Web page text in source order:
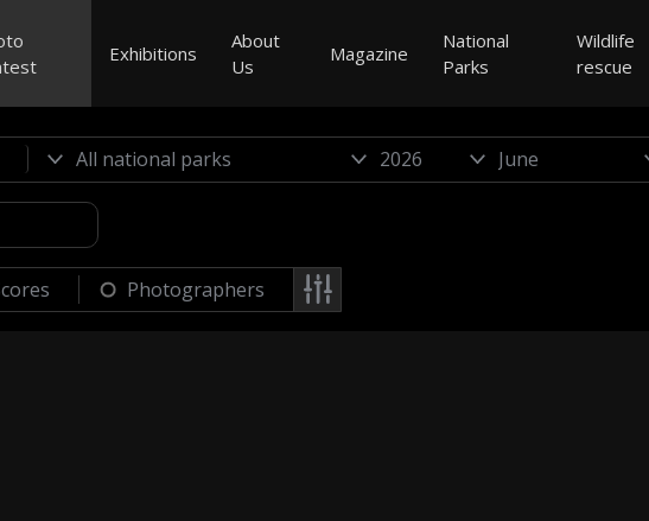
Exhibitions
About
Us
Magazine
National
Parks
Wildlife
rescue
Photographers